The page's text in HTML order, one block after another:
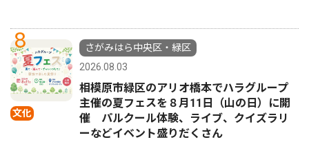
8
文化
さがみはら中央区・緑区
2026.08.03
相模原市緑区のアリオ橋本でハラグループ
主催の夏フェスを８月11日（山の日）に開
催 パルクール体験、ライブ、クイズラリ
ーなどイベント盛りだくさん